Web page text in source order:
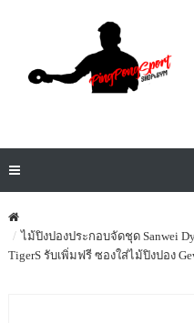
ไม้ปิงปองประกอบจัดชุด Sanwei
TigerS รับเพิ่มฟรี ซองใส่ไม้ปิงปอง